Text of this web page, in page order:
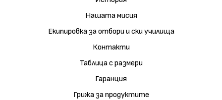
Нашата мисия
Екипировка за отбори и ски училища
Контакти
Таблица с размери
Гаранция
Грижа за продуктите